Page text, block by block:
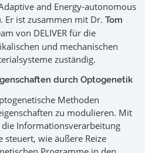
and Energy-autonomous
Er ist zusammen mit Dr. Tom
von DELIVER für die
und mechanischen
zuständig.
durch Optogenetik
Methoden
zu modulieren. Mit
Informationsverarbeitung
wie äußere Reize